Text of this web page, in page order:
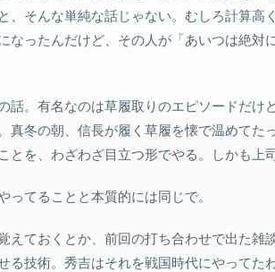
、そんな単純な話じゃない。むしろ計算
なったんだけど、その人が「あいつは絶
話。有名なのは草履取りのエピソードだ
真冬の朝、信長が履く草履を懐で温めて
とを、わざわざ目立つ形でやる。しかも上
ってることと本質的には同じで。
えておくとか、前回の打ち合わせで出た
る技術。秀吉はそれを戦国時代にやって